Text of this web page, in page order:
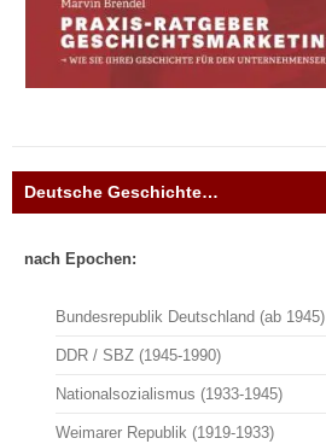
Deutsche Geschichte…
nach Epochen:
Bundesrepublik Deutschland (ab 1945)
DDR / SBZ (1945-1990)
Nationalsozialismus (1933-1945)
Weimarer Republik (1919-1933)